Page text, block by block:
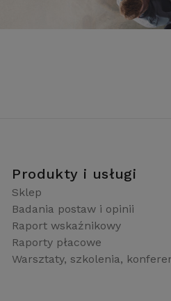
Produkty i usługi
Sklep
Badania postaw i opinii
Raport wskaźnikowy
Raporty płacowe
Warsztaty, szkolenia,